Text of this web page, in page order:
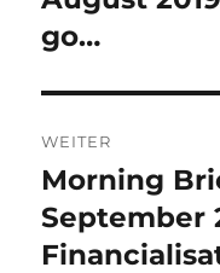
go…
WEITER
Nächster
Beitrag:
Morning
September